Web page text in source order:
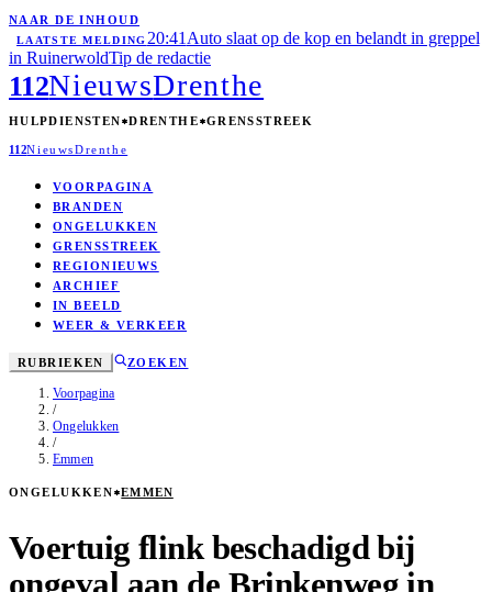
NAAR DE INHOUD
LAATSTE MELDING 20:41 Auto slaat op de kop en belandt in greppel
in RuinerwoldTip de redactie
112NieuwsDrenthe
HULPDIENSTEN DRENTHE GRENSSTREEK
112NieuwsDrenthe
VOORPAGINA
BRANDEN
ONGELUKKEN
GRENSSTREEK
REGIONIEUWS
ARCHIEF
IN BEELD
WEER & VERKEER
RUBRIEKEN ZOEKEN
Voorpagina
/
Ongelukken
/
Emmen
ONGELUKKEN EMMEN
Voertuig flink beschadigd bij
ongeval aan de Brinkenweg in